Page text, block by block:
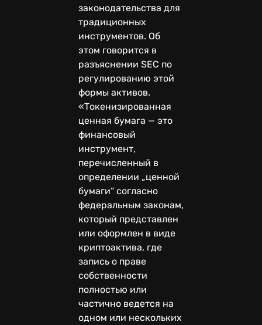
законодательства для
традиционных
инструментов. Об
этом говорится в
разъяснении SEC по
регулированию этой
формы активов.
«Токенизированная
ценная бумага — это
финансовый
инструмент,
перечисленный в
определении „ценной
бумаги“ согласно
федеральным законам,
который представлен
или оформлен в виде
криптоактива, где
запись о праве
собственности
полностью или
частично ведется на
одном или нескольких